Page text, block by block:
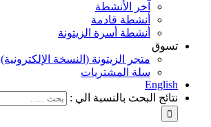
آخر الأنشطة
أنشطة قادمة
أنشطة أسرة الزيتونة
تسوق
متجر الزيتونة (النسخة الإلكترونية)
سلة المشتريات
English
نتائج البحث بالنسبة الي :